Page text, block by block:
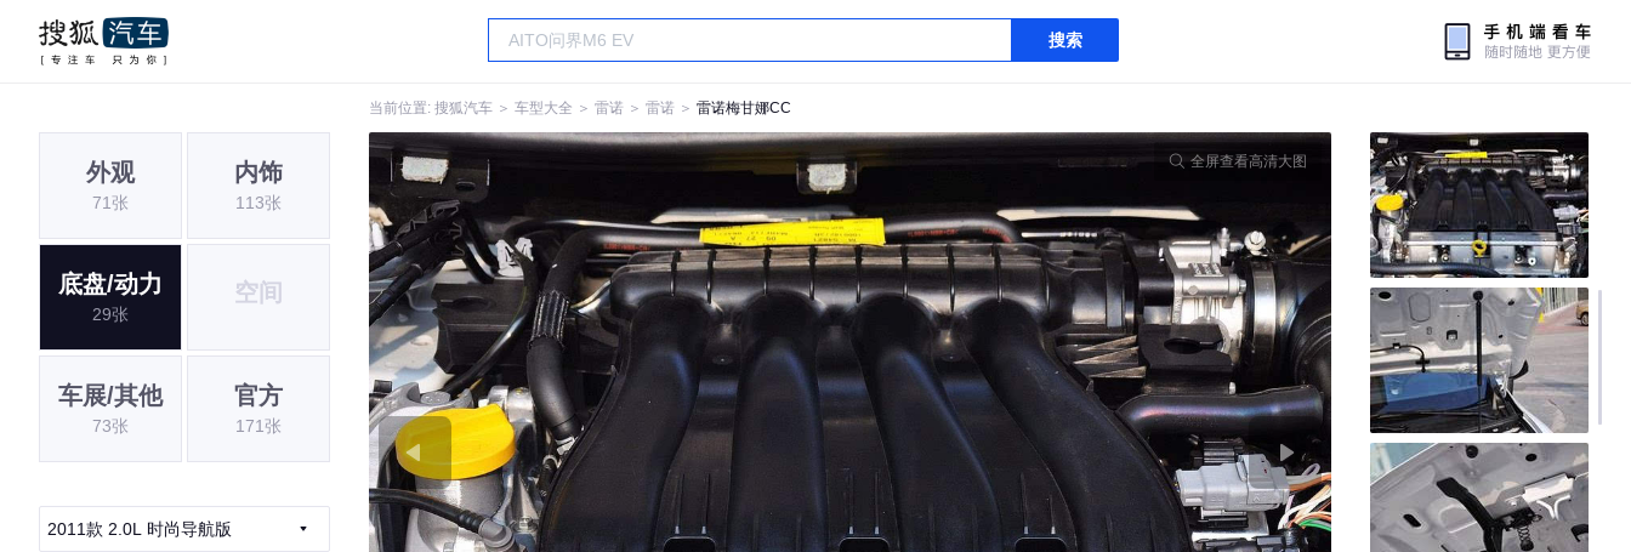
搜索
当前位置: 搜狐汽车 ＞ 车型大全 ＞ 雷诺 ＞ 雷诺 ＞ 雷诺梅甘娜CC
外观
71张
内饰
113张
底盘/动力
29张
空间
车展/其他
73张
官方
171张
2011款 2.0L 时尚导航版
全屏查看高清大图